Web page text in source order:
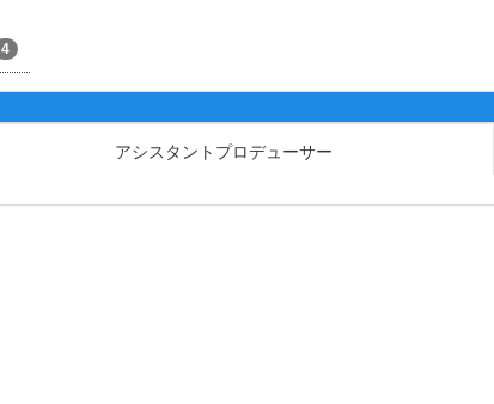
4
アシスタントプロデューサー